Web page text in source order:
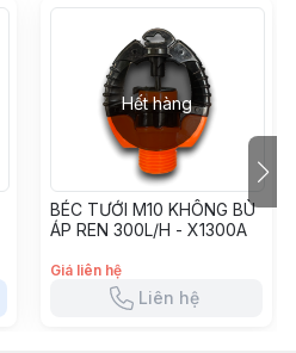
Hết hàng
BÉC TƯỚI M10 KHÔNG BÙ
ÁP REN 300L/H - X1300A
Giá liên hệ
Liên hệ